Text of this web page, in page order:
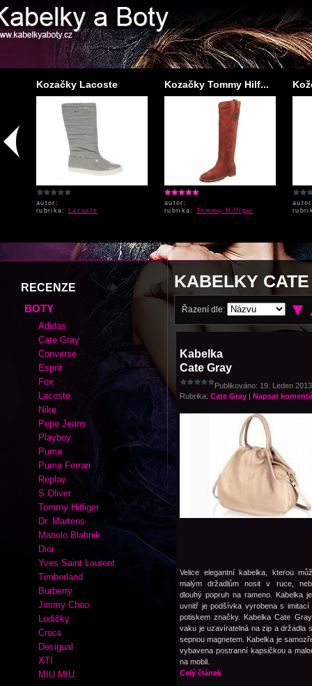
Kozačky Lacoste
autor:
rubrika: Lacoste
Kozačky Tommy Hilf...
autor:
rubrika: Tommy Hilfiger
KABELKY
Řazení dle:
Kabelka
Cate Gray
Publikováno: 19. Leden
Rubrika: Cate Gray | Napsat
Velice elegantní kabelka, kterou
malým držadlům nosit v ruce,
dlouhý popruh na rameno. Kabelka
uvnitř je podšívka vyrobena s imitací
potiskem značky. Kabelka Cate
vaku je uzavíratelná na zip a držadla
sepnou magnetem. Kabelka je
vybavena postranní kapsičkou a
na mobil.
Celý článek
RECENZE
BOTY
Adidas
Cate Gray
Converse
Esprit
Fox
Lacoste
Nike
Pepe Jeans
Playboy
Puma
Puma Ferrari
Replay
S.Oliver
Tommy Hilfiger
Dr. Martens
Manolo Blahnik
Dior
Yves Saint Laurent
Timberland
Burberry
Jimmy Choo
Lodičky
Crocs
Desigual
XTI
MIU MIU